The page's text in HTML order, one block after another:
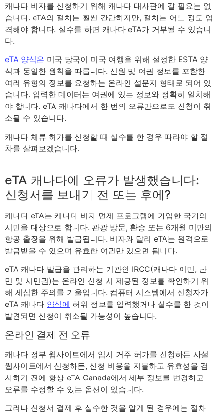
캐나다 비자를 신청하기 위해 캐나다 대사관에 갈 필요는 없
습니다. eTA의 절차는 훨씬 간단하지만, 절차는 어느 정도 엄
격해야 합니다. 실수를 하면 캐나다 eTA가 거부될 수 있습니
다.
eTA 양식은 미국 당국이 미국 여행을 위해 설정한 ESTA 양
식과 동일한 원칙을 따릅니다. 신원 및 여권 정보를 포함한
여러 유형의 정보를 요청하는 온라인 설문지 형태로 되어 있
습니다. 입력한 데이터는 여권에 있는 정보와 정확히 일치해
야 합니다. eTA 캐나다에서 한 번의 오류만으로도 신청이 취
소될 수 있습니다.
캐나다 체류 허가를 신청할 때 실수를 한 경우 따라야 할 절
차를 살펴보겠습니다.
eTA 캐나다에 오류가 발생했습니다:
신청서를 보내기 전 또는 후에?
캐나다 eTA는 캐나다 비자 면제 프로그램에 가입한 국가의
시민을 대상으로 합니다. 관광 방문, 환승 또는 6개월 미만의
항공 출장을 위해 발급됩니다. 비자와 달리 eTA는 원격으로
발급받을 수 있으며 유효한 여권만 있으면 됩니다.
eTA 캐나다 발급을 관리하는 기관인 IRCC(캐나다 이민, 난
민 및 시민권)는 온라인 신청 시 제공된 정보를 확인하기 위
해 세심한 주의를 기울입니다. 컴퓨터 시스템에서 신청자가
eTA 캐나다 양식에 허위 정보를 입력했거나 실수를 한 것이
발견되면 신청이 취소될 가능성이 높습니다.
온라인 결제 전 오류
캐나다 정부 웹사이트에서 임시 거주 허가를 신청하든 사설
웹사이트에서 신청하든, 신청 비용을 지불하고 유효성을 검
사하기 전에 항상 eTA Canada에서 세부 정보를 변경하고
오류를 수정할 수 있는 옵션이 있습니다.
그러나 신청서 결제 후 실수한 것을 알게 된 경우에는 절차